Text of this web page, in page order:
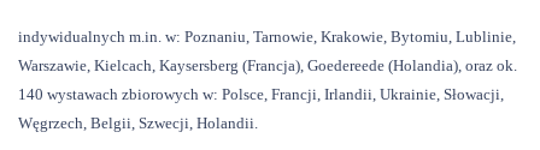
indywidualnych m.in. w: Poznaniu, Tarnowie, Krakowie, Bytomiu, Lublinie,
Warszawie, Kielcach, Kaysersberg (Francja), Goedereede (Holandia), oraz ok.
140 wystawach zbiorowych w: Polsce, Francji, Irlandii, Ukrainie, Słowacji,
Węgrzech, Belgii, Szwecji, Holandii.